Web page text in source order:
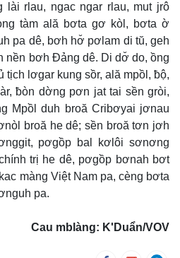
lài rlau, ngac ngar rlau, mut jrô
tàm ală bơta gơ kòl, bơta ờ
pa dê, bơh hơ̆ pơlam di tŭ, geh
nền bơh Đảng dê. Di dơ̆ do, ồng
tịch lơgar kung sồr, ală mpồl, ƀộ,
ƀòn dờng pơn jat tai sền gròi,
Mpồl duh broă Cribơyai jơnau
broă he dê; sền broă tơn jơh
pơgồp bal kơlôi sơnơng
trị he dê, pơgồp bơnah bơt
màng Việt Nam pa, cèng bơta
pa.
Cau mblàng: K'Duẩn/VOV